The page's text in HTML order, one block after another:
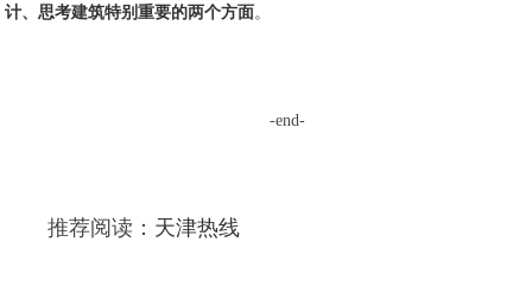
计、思考建筑特别重要的两个方面。
-end-
推荐阅读： 天津热线